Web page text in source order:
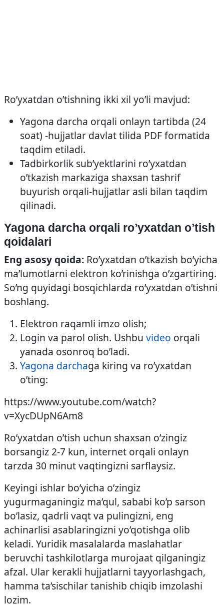
Ro’yxatdan o’tishning ikki xil yo’li mavjud:
Yagona darcha orqali onlayn tartibda (24
soat) -hujjatlar davlat tilida PDF formatida
taqdim etiladi.
Tadbirkorlik sub’yektlarini ro’yxatdan
o’tkazish markaziga shaxsan tashrif
buyurish orqali-hujjatlar asli bilan taqdim
qilinadi.
Yagona darcha orqali ro’yxatdan o’tish
qoidalari
Eng asosy qoida: Ro’yxatdan o’tkazish bo’yicha
ma’lumotlarni elektron ko’rinishga o’zgartiring.
So’ng quyidagi bosqichlarda ro’yxatdan o’tishni
boshlang.
Elektron raqamli imzo olish;
Login va parol olish. Ushbu video orqali
yanada osonroq bo’ladi.
Yagona darchaga kiring va ro’yxatdan
o’ting:
https://www.youtube.com/watch?
v=XycDUpN6Am8
Ro’yxatdan o’tish uchun shaxsan o’zingiz
borsangiz 2-7 kun, internet orqali onlayn
tarzda 30 minut vaqtingizni sarflaysiz.
Keyingi ishlar bo’yicha o’zingiz
yugurmaganingiz ma’qul, sababi ko’p sarson
bo’lasiz, qadrli vaqt va pulingizni, eng
achinarlisi asablaringizni yo’qotishga olib
keladi. Yuridik masalalarda maslahatlar
beruvchi tashkilotlarga murojaat qilganingiz
afzal. Ular kerakli hujjatlarni tayyorlashgach,
hamma ta’sischilar tanishib chiqib imzolashi
lozim.